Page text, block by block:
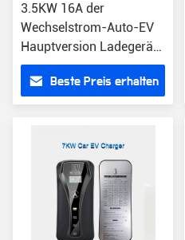
3.5KW 16A der
Wechselstrom-Auto-EV
Hauptversion Ladegerät-
Stations-GB/T 20234-2
Beste Preis erhalten